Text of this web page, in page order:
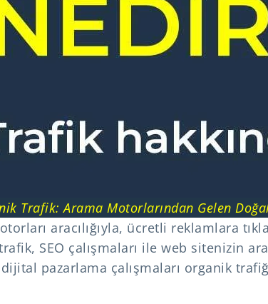
Trafik: Arama Motorlarından Gelen
aracılığıyla, ücretli reklamlara
SEO çalışmaları ile web sitenizin
dijital pazarlama çalışmaları organik